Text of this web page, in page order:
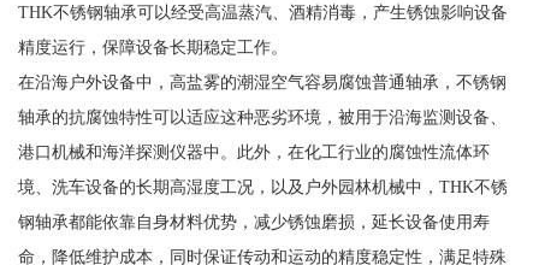
THK不锈钢轴承可以经受高温蒸汽、酒精消毒，产生锈蚀影响设备
精度运行，保障设备长期稳定工作。
在沿海户外设备中，高盐雾的潮湿空气容易腐蚀普通轴承，不锈钢
轴承的抗腐蚀特性可以适应这种恶劣环境，被用于沿海监测设备、
港口机械和海洋探测仪器中。此外，在化工行业的腐蚀性流体环
境、洗车设备的长期高湿度工况，以及户外园林机械中，THK不锈
钢轴承都能依靠自身材料优势，减少锈蚀磨损，延长设备使用寿
命，降低维护成本，同时保证传动和运动的精度稳定性，满足特殊